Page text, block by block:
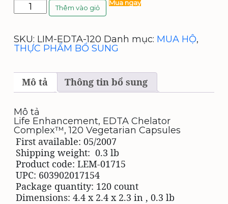
Life
Enhancement,
Complex™,
120
số
lượng
Thêm vào giỏ
Mua ngay
SKU: LIM-EDTA-120 Danh mục: MUA HỘ,
THỰC PHẨM BỔ SUNG
Mô tả Thông tin bổ sung
Mô tả
Life Enhancement, EDTA Chelator
Complex™, 120 Vegetarian Capsules
First available: 05/2007
Shipping weight: 0.3 lb
Product code: LEM-01715
UPC: 603902017154
Package quantity: 120 count
Dimensions: 4.4 x 2.4 x 2.3 in , 0.3 lb